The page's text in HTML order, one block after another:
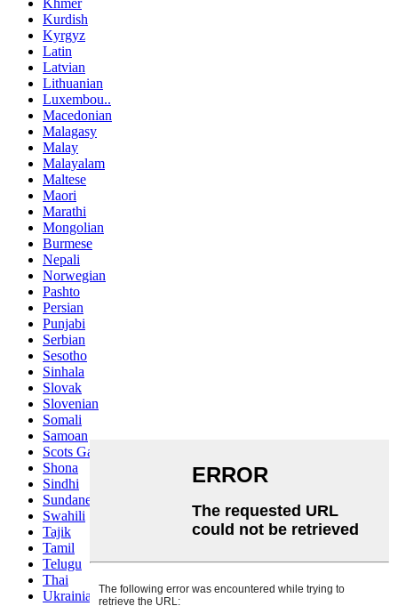
Khmer
Kurdish
Kyrgyz
Latin
Latvian
Lithuanian
Luxembou..
Macedonian
Malagasy
Malay
Malayalam
Maltese
Maori
Marathi
Mongolian
Burmese
Nepali
Norwegian
Pashto
Persian
Punjabi
Serbian
Sesotho
Sinhala
Slovak
Slovenian
Somali
Samoan
Scots Gaelic
Shona
Sindhi
Sundanese
Swahili
Tajik
Tamil
Telugu
Thai
Ukrainian